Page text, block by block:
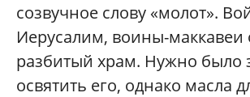
созвучное слову «молот».
Иерусалим, воины-маккавеи
разбитый храм. Нужно было
освятить его, однако масла